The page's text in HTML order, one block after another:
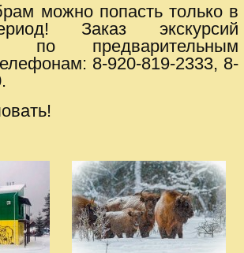
можно попасть только в
Заказ экскурсий
по предварительным
8-920-819-2333, 8-